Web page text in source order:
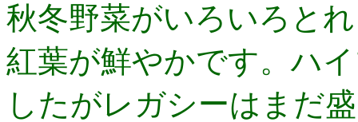
秋冬野菜がいろいろと
紅葉が鮮やかです。ハ
したがレガシーはまだ